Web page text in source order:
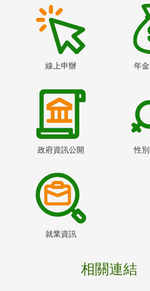
線上申辦 年
政府資訊公開 性
就業資訊
相關連結